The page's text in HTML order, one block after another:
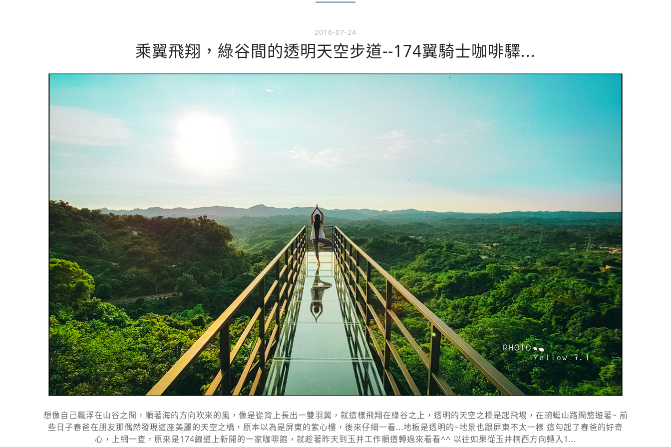
2016-07-24
乘翼飛翔，綠谷間的透明天空步道--174翼騎士咖啡驛...
想像自己飄浮在山谷之間，順著海的方向吹來的風，像是從背上長出一雙羽翼，就這樣飛翔在綠谷之上，透明的天空之橋是起飛場，在蜿蜒山路間悠遊著~ 前
些日子春爸在朋友那偶然發現這座美麗的天空之橋，原本以為是屏東的紫心樓，後來仔細一看...地板是透明的~地景也跟屏東不太一樣 這勾起了春爸的好奇
心，上網一查，原來是174線道上新開的一家咖啡館，就趁著昨天到玉井工作順道轉過來看看^^ 以往如果從玉井楠西方向轉入1...